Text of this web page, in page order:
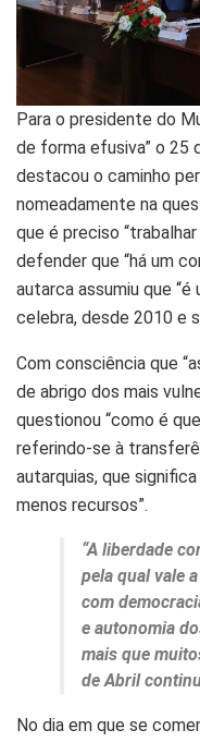
Para o presidente do
de forma efusiva” o 25
destacou o caminho
nomeadamente na
que é preciso
defender que “há um
autarca assumiu que
celebra, desde 2010 e
Com consciência que
de abrigo dos mais
questionou “como é
referindo-se à
autarquias, que
menos recursos”.
“A liberdade
pela qual vale
com
e autonomia
mais que
de Abril
No dia em que se